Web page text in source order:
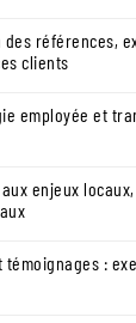
références,
clients
employée et
enjeux
témoignages :